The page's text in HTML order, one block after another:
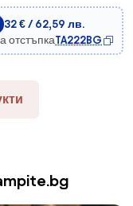
32 € / 62,59 лв.
отстъпкаTA222BG